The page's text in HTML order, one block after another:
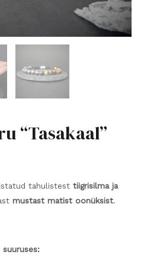
“Tasakaal”
tahulistesttiigrisilma ja
mustast matist oonüksist.
suuruses: